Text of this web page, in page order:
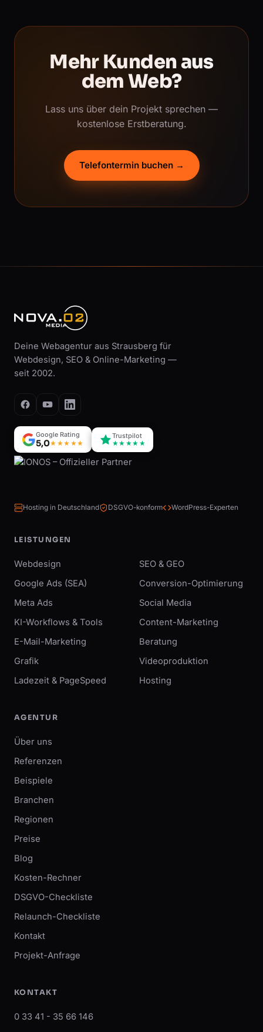
Mehr Kunden aus
dem Web?
Lass uns über dein Projekt sprechen —
kostenlose Erstberatung.
Telefontermin buchen →
Deine Webagentur aus Strausberg für
Webdesign, SEO & Online-Marketing —
seit 2002.
Google Rating
5,0★★★★★
Trustpilot
★★★★★
Hosting in Deutschland DSGVO-konform WordPress-Experten
LEISTUNGEN
Webdesign
SEO & GEO
Google Ads (SEA)
Conversion-Optimierung
Meta Ads
Social Media
KI-Workflows & Tools
Content-Marketing
E-Mail-Marketing
Beratung
Grafik
Videoproduktion
Ladezeit & PageSpeed
Hosting
AGENTUR
Über uns
Referenzen
Beispiele
Branchen
Regionen
Preise
Blog
Kosten-Rechner
DSGVO-Checkliste
Relaunch-Checkliste
Kontakt
Projekt-Anfrage
KONTAKT
0 33 41 - 35 66 146